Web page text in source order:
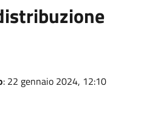
: 22 gennaio 2024, 12:10